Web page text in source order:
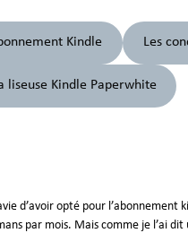
Kindle Les
liseuse Kindle Paperwhite
d’avoir opté pour l’abonnement
par mois. Mais comme je l’ai dit